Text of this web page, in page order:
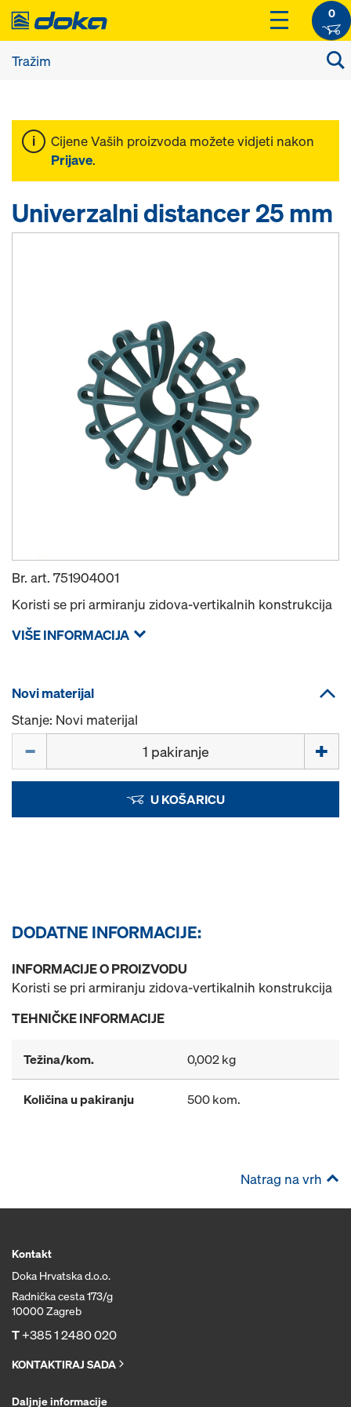
0
Cijene Vaših proizvoda možete vidjeti nakon
Prijave.
Univerzalni distancer 25 mm
Br. art. 751904001
Koristi se pri armiranju zidova-vertikalnih konstrukcija
VIŠE INFORMACIJA
Novi materijal
Stanje: Novi materijal
U KOŠARICU
DODATNE INFORMACIJE:
INFORMACIJE O PROIZVODU
Koristi se pri armiranju zidova-vertikalnih konstrukcija
TEHNIČKE INFORMACIJE
Težina/kom. 0,002 kg
Količina u pakiranju 500 kom.
Natrag na vrh
Kontakt
Doka Hrvatska d.o.o.
Radnička cesta 173/g
10000 Zagreb
T+385 1 2480 020
KONTAKTIRAJ SADA
Daljnje informacije